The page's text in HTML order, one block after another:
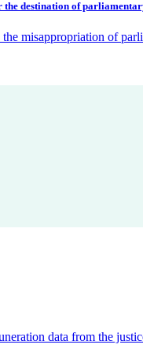
the destination of
misappropriation of
data from the